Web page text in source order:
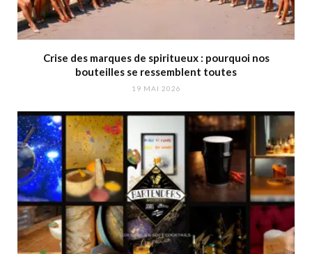
Crise des marques de spiritueux : pourquoi nos
bouteilles se ressemblent toutes
19 MAI 2026